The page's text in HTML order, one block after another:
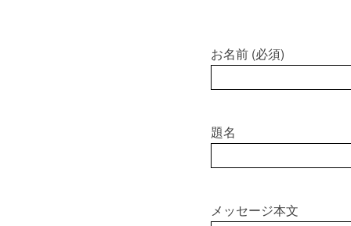
お名前 (必須)
題名
メッセージ本文